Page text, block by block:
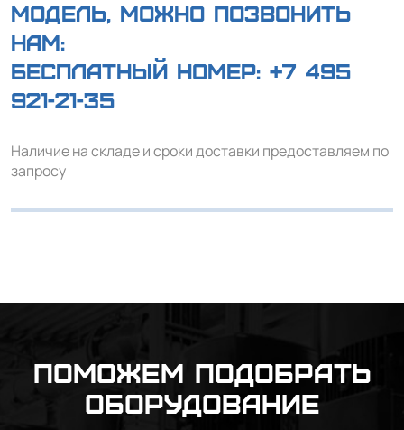
модель, можно позвонить
нам:
Бесплатный номер: +7 495
921-21-35
Наличие на складе и сроки доставки предоставляем по
запросу
Поможем подобрать
оборудование